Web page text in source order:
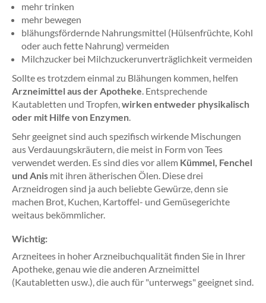
mehr trinken
mehr bewegen
blähungsfördernde Nahrungsmittel (Hülsenfrüchte, Kohl
oder auch fette Nahrung) vermeiden
Milchzucker bei Milchzuckerunverträglichkeit vermeiden
Sollte es trotzdem einmal zu Blähungen kommen, helfen
Arzneimittel aus der Apotheke. Entsprechende
Kautabletten und Tropfen,wirken entweder physikalisch
oder mit Hilfe von Enzymen.
Sehr geeignet sind auch spezifisch wirkende Mischungen
aus Verdauungskräutern, die meist in Form von Tees
verwendet werden. Es sind dies vor allem Kümmel, Fenchel
und Anis mit ihren ätherischen Ölen. Diese drei
Arzneidrogen sind ja auch beliebte Gewürze, denn sie
machen Brot, Kuchen, Kartoffel- und Gemüsegerichte
weitaus bekömmlicher.
Wichtig:
Arzneitees in hoher Arzneibuchqualität finden Sie in Ihrer
Apotheke, genau wie die anderen Arzneimittel
(Kautabletten usw.), die auch für "unterwegs" geeignet sind.